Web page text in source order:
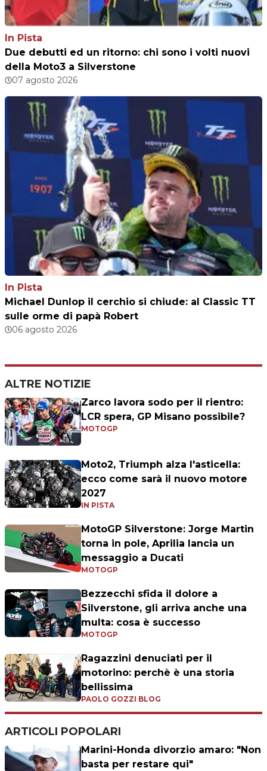
In Pista
Due debutti ed un ritorno: chi sono i volti nuovi
della Moto3 a Silverstone
07 agosto 2026
In Pista
Michael Dunlop il cerchio si chiude: al Classic TT
sulle orme di papà Robert
06 agosto 2026
ALTRE NOTIZIE
Zarco lavora sodo per il rientro:
LCR spera, GP Misano possibile?
MOTOGP
Moto2, Triumph alza l'asticella:
ecco come sarà il nuovo motore
2027
IN PISTA
MotoGP Silverstone: Jorge Martin
torna in pole, Aprilia lancia un
messaggio a Ducati
MOTOGP
Bezzecchi sfida il dolore a
Silverstone, gli arriva anche una
multa: cosa è successo
MOTOGP
Ragazzini denuciati per il
motorino: perchè è una storia
bellissima
PAOLO GOZZI BLOG
ARTICOLI POPOLARI
Marini-Honda divorzio amaro: "Non
basta per restare qui"